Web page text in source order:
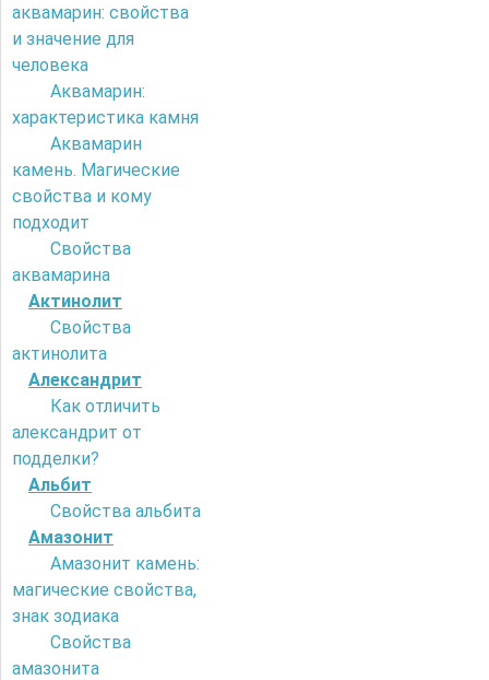
аквамарин: свойства
и значение для
человека
Аквамарин:
характеристика камня
Аквамарин
камень. Магические
свойства и кому
подходит
Свойства
аквамарина
Актинолит
Свойства
актинолита
Александрит
Как отличить
александрит от
подделки?
Альбит
Свойства альбита
Амазонит
Амазонит камень:
магические свойства,
знак зодиака
Свойства
амазонита